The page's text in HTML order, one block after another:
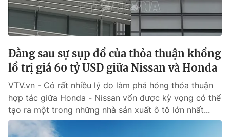
Thị trường
Tư vấn
Lịch phát sóng
Chuyên mục khác
Emagazine Podcast
Photo Infographic
Video
Đằng sau sự sụp đổ của thỏa thuận khổng
lồ trị giá 60 tỷ USD giữa Nissan và Honda
VTV.vn - Có rất nhiều lý do làm phá hỏng thỏa thuận
hợp tác giữa Honda - Nissan vốn được kỳ vọng có thể
tạo ra một trong những nhà sản xuất ô tô lớn nhất...